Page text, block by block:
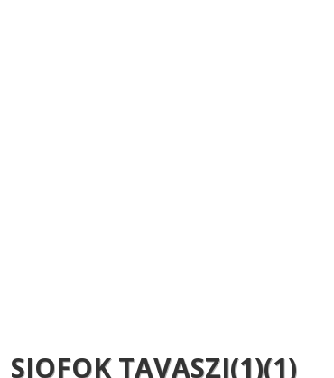
SIOFOK TAVASZI(1)(1)